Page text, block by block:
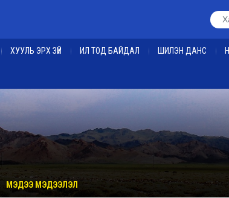
ХУУЛЬ ЭРХ ЗҮЙ ИЛ ТОД БАЙДАЛ ШИЛЭН ДАНС
МЭДЭЭ МЭДЭЭЛЭЛ